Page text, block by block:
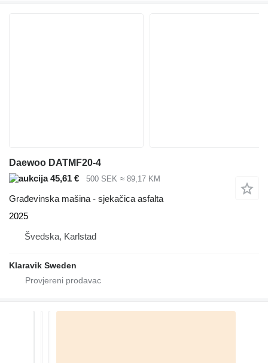
Daewoo DATMF20-4
45,61 €
500 SEK ≈ 89,17 KM
Građevinska mašina - sjekačica asfalta
2025
Švedska, Karlstad
Klaravik Sweden